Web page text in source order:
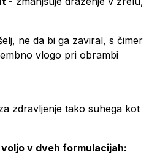
ne da bi ga zaviral, s čimer
vlogo pri obrambi
zdravljenje tako suhega kot
v dveh formulacijah: